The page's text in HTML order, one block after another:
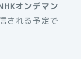
オンデマン
される予定で